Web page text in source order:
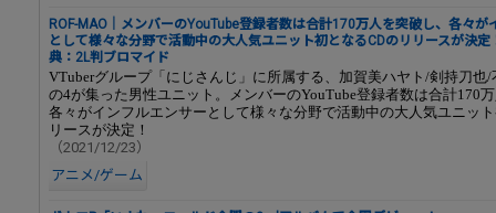
ROF-MAO｜メンバーのYouTube登録者数は合計170万人を突破し、各々が
として様々な分野で活動中の大人気ユニット初となるCDのリリースが決定
典：2L判ブロマイド
VTuberグループ「にじさんじ」に所属する、加賀美ハヤト/剣持刀也
の4が集った男性ユニット。メンバーのYouTube登録者数は合計170
各々がインフルエンサーとして様々な分野で活動中の大人気ユニッ
リースが決定！
（2021/12/23）
アニメ/ゲーム